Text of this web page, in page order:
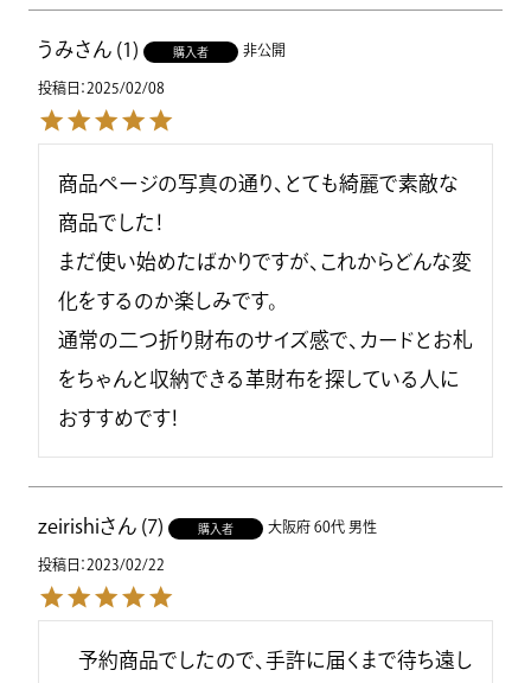
うみ 1 購入者 非公開
投稿日 2025/02/08
商品ページの写真の通り、とても綺麗で素敵な
商品でした！
まだ使い始めたばかりですが、これからどんな変
化をするのか楽しみです。
通常の二つ折り財布のサイズ感で、カードとお札
をちゃんと収納できる革財布を探している人に
おすすめです！
zeirishi 7 購入者 大阪府 60代 男性
投稿日 2023/02/22
予約商品でしたので、手許に届くまで待ち遠し